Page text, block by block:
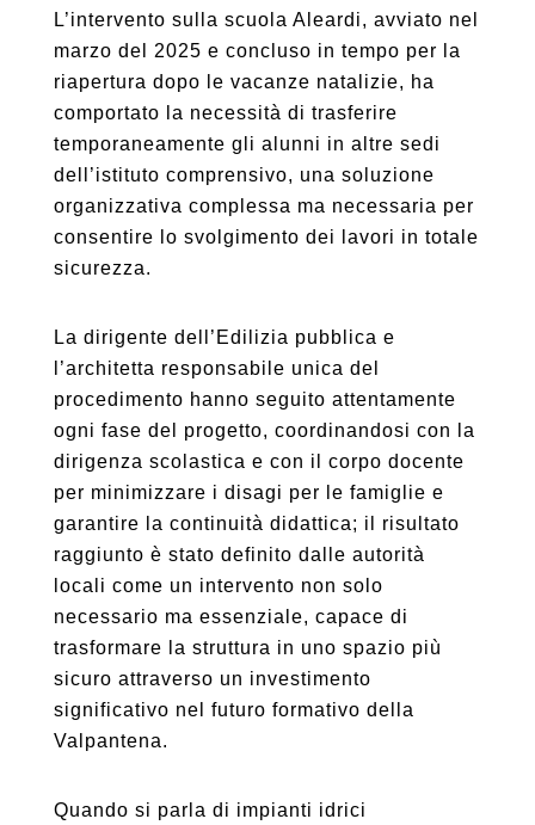
L’intervento sulla scuola Aleardi, avviato nel
marzo del 2025 e concluso in tempo per la
riapertura dopo le vacanze natalizie, ha
comportato la necessità di trasferire
temporaneamente gli alunni in altre sedi
dell’istituto comprensivo, una soluzione
organizzativa complessa ma necessaria per
consentire lo svolgimento dei lavori in totale
sicurezza.
La dirigente dell’Edilizia pubblica e
l’architetta responsabile unica del
procedimento hanno seguito attentamente
ogni fase del progetto, coordinandosi con la
dirigenza scolastica e con il corpo docente
per minimizzare i disagi per le famiglie e
garantire la continuità didattica; il risultato
raggiunto è stato definito dalle autorità
locali come un intervento non solo
necessario ma essenziale, capace di
trasformare la struttura in uno spazio più
sicuro attraverso un investimento
significativo nel futuro formativo della
Valpantena.
Quando si parla di impianti idrici